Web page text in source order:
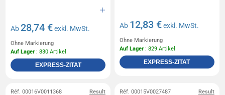
Ab28,74 €exkl. MwSt.
Ohne Markierung
Auf Lager : 830 Artikel
EXPRESS-ZITAT
Ab 12,83 €exkl. MwSt.
Ohne Markierung
Auf Lager : 829 Artikel
EXPRESS-ZITAT
Result
Réf. 00016V0011368 Result
Réf. 00015V0027487